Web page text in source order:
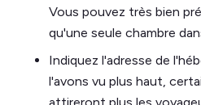
Vous pouvez très bien
qu'une seule chambre
Indiquez l'adresse de
l'avons vu plus haut,